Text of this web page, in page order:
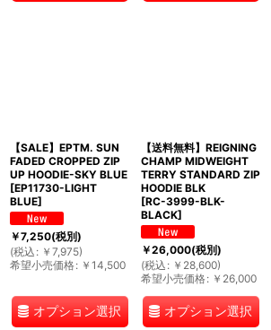
【SALE】EPTM. SUN
FADED CROPPED ZIP
UP HOODIE-SKY BLUE
[EP11730-LIGHT
BLUE]
￥7,250(税別)
(税込 : ￥ 7,975)
希望小売価格: ￥ 14,500
オプション選択
【送料無料】REIGNING
CHAMP MIDWEIGHT
TERRY STANDARD ZIP
HOODIE BLK
[RC-3999-BLK-
BLACK]
￥26,000(税別)
(税込 : ￥ 28,600)
希望小売価格: ￥ 26,000
オプション選択